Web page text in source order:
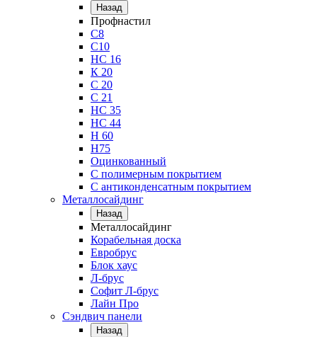
Назад
Профнастил
С8
С10
НС 16
К 20
С 20
С 21
НС 35
НС 44
Н 60
Н75
Оцинкованный
С полимерным покрытием
С антиконденсатным покрытием
Металлосайдинг
Назад
Металлосайдинг
Корабельная доска
Евробрус
Блок хаус
Л-брус
Софит Л-брус
Лайн Про
Сэндвич панели
Назад